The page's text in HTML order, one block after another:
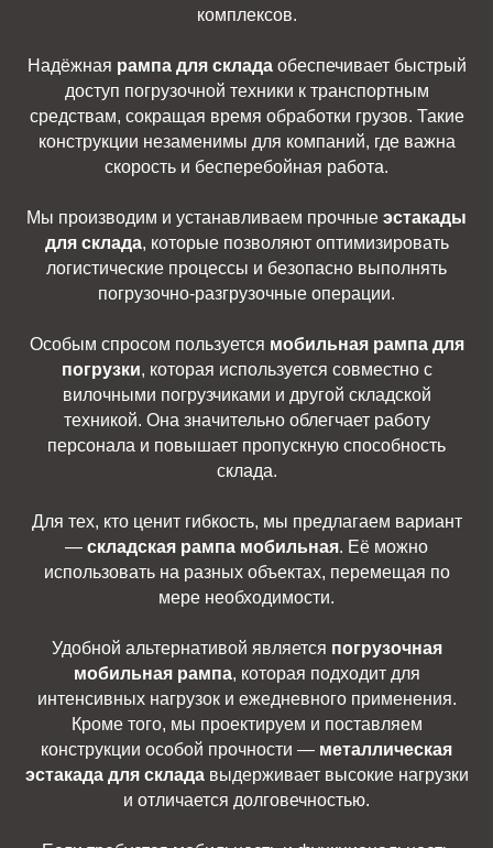
комплексов.
Надёжная рампа для складаобеспечивает быстрый
доступ погрузочной техники к транспортным
средствам, сокращая время обработки грузов. Такие
конструкции незаменимы для компаний, где важна
скорость и бесперебойная работа.
Мы производим и устанавливаем прочные эстакады
для склада, которые позволяют оптимизировать
логистические процессы и безопасно выполнять
погрузочно-разгрузочные операции.
Особым спросом пользуется мобильная рампа для
погрузки, которая используется совместно с
вилочными погрузчиками и другой складской
техникой. Она значительно облегчает работу
персонала и повышает пропускную способность
склада.
Для тех, кто ценит гибкость, мы предлагаем вариант
— складская рампа мобильная. Её можно
использовать на разных объектах, перемещая по
мере необходимости.
Удобной альтернативой является погрузочная
мобильная рампа, которая подходит для
интенсивных нагрузок и ежедневного применения.
Кроме того, мы проектируем и поставляем
конструкции особой прочности — металлическая
эстакада для складавыдерживает высокие нагрузки
и отличается долговечностью.